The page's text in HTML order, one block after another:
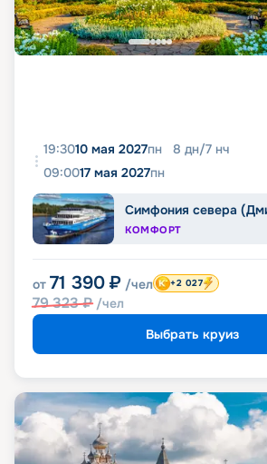
19:3010 мая 2027пн 8 дн/7 нч
09:0017 мая 2027пн
Симфония севера
КОМФОРТ
от 71 390 ₽ /чел
79 323₽ /чел
+2 027
Выбрать круиз